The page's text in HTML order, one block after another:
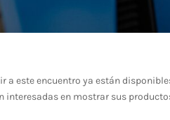
a este encuentro ya están
interesadas en mostrar sus